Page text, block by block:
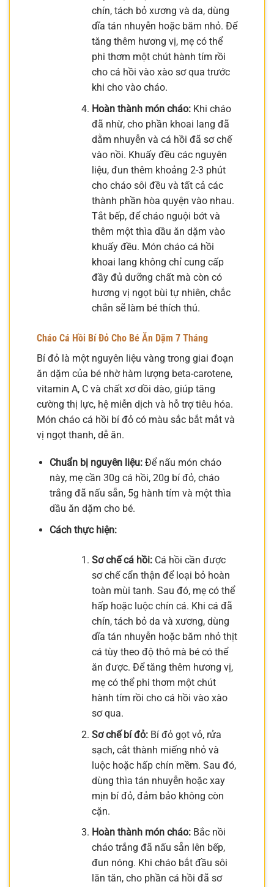
chín, tách bỏ xương và da, dùng
dĩa tán nhuyễn hoặc băm nhỏ. Để
tăng thêm hương vị, mẹ có thể
phi thơm một chút hành tím rồi
cho cá hồi vào xào sơ qua trước
khi cho vào cháo.
Hoàn thành món cháo:Khi cháo
đã nhừ, cho phần khoai lang đã
dằm nhuyễn và cá hồi đã sơ chế
vào nồi. Khuấy đều các nguyên
liệu, đun thêm khoảng 2-3 phút
cho cháo sôi đều và tất cả các
thành phần hòa quyện vào nhau.
Tắt bếp, để cháo nguội bớt và
thêm một thìa dầu ăn dặm vào
khuấy đều. Món cháo cá hồi
khoai lang không chỉ cung cấp
đầy đủ dưỡng chất mà còn có
hương vị ngọt bùi tự nhiên, chắc
chắn sẽ làm bé thích thú.
Cháo Cá Hồi Bí Đỏ Cho Bé Ăn Dặm 7 Tháng
Bí đỏ là một nguyên liệu vàng trong giai đoạn
ăn dặm của bé nhờ hàm lượng beta-carotene,
vitamin A, C và chất xơ dồi dào, giúp tăng
cường thị lực, hệ miễn dịch và hỗ trợ tiêu hóa.
Món cháo cá hồi bí đỏ có màu sắc bắt mắt và
vị ngọt thanh, dễ ăn.
Chuẩn bị nguyên liệu:Để nấu món cháo
này, mẹ cần 30g cá hồi, 20g bí đỏ, cháo
trắng đã nấu sẵn, 5g hành tím và một thìa
dầu ăn dặm cho bé.
Cách thực hiện:
Sơ chế cá hồi:Cá hồi cần được
sơ chế cẩn thận để loại bỏ hoàn
toàn mùi tanh. Sau đó, mẹ có thể
hấp hoặc luộc chín cá. Khi cá đã
chín, tách bỏ da và xương, dùng
dĩa tán nhuyễn hoặc băm nhỏ thịt
cá tùy theo độ thô mà bé có thể
ăn được. Để tăng thêm hương vị,
mẹ có thể phi thơm một chút
hành tím rồi cho cá hồi vào xào
sơ qua.
Sơ chế bí đỏ:Bí đỏ gọt vỏ, rửa
sạch, cắt thành miếng nhỏ và
luộc hoặc hấp chín mềm. Sau đó,
dùng thìa tán nhuyễn hoặc xay
mịn bí đỏ, đảm bảo không còn
cặn.
Hoàn thành món cháo:Bắc nồi
cháo trắng đã nấu sẵn lên bếp,
đun nóng. Khi cháo bắt đầu sôi
lăn tăn, cho phần cá hồi đã sơ